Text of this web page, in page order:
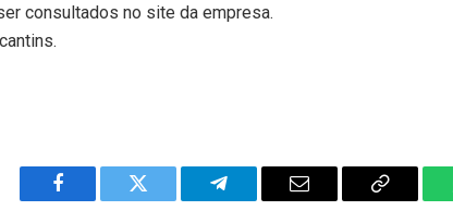
consultados no site da empresa.
Facebook Twitter Telegram Email
Copy